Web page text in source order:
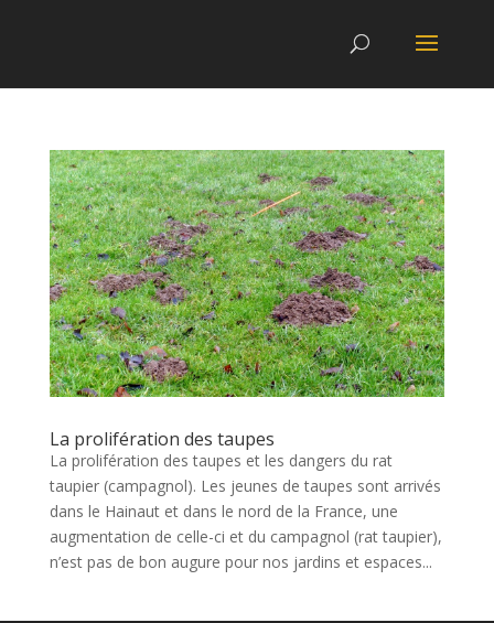
La prolifération des taupes
La prolifération des taupes et les dangers du rat
taupier (campagnol). Les jeunes de taupes sont arrivés
dans le Hainaut et dans le nord de la France, une
augmentation de celle-ci et du campagnol (rat taupier),
n’est pas de bon augure pour nos jardins et espaces...